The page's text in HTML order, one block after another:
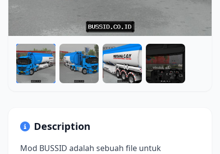
Description
Mod BUSSID adalah sebuah file untuk